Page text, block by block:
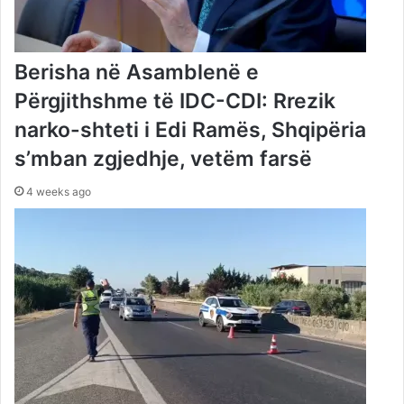
Berisha në Asamblenë e
Përgjithshme të IDC-CDI: Rrezik
narko-shteti i Edi Ramës, Shqipëria
s’mban zgjedhje, vetëm farsë
4 weeks ago